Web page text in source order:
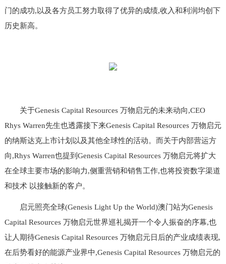
门的成功,以及各方员工努力取得了优异的成绩,收入和利润均创下
历史新高。
关于Genesis Capital Resources 万物启元的未来动向,CEO
Rhys Warren先生也透露接下来Genesis Capital Resources 万物启元
的纳斯达克上市计划以及其他全球性的活动。而关于内部营运方
向,Rhys Warren也提到Genesis Capital Resources 万物启元将扩大
在全球主要市场的影响力,侧重营销和销售工作,也将投资数字渠道
和技术 以接触新的客户。
启元照亮全球(Genesis Light Up the World)澳门站为Genesis
Capital Resources 万物启元世界巡礼揭开一个令人振奋的序幕,也
让人期待Genesis Capital Resources 万物启元日后的产业成绩表现,
在后势看好的能源产业界中,Genesis Capital Resources 万物启元的